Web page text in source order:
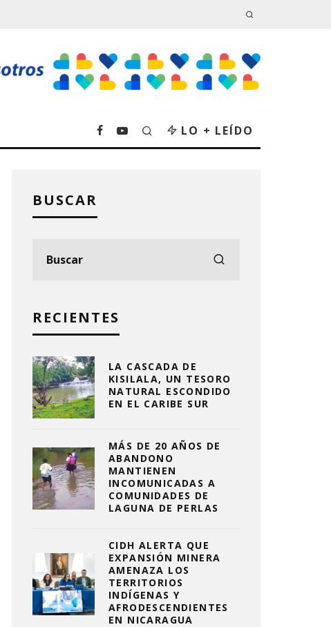
LO + LEÍDO
BUSCAR
RECIENTES
LA CASCADA DE
KISILALA, UN TESORO
NATURAL ESCONDIDO
EN EL CARIBE SUR
MÁS DE 20 AÑOS DE
ABANDONO
MANTIENEN
INCOMUNICADAS A
COMUNIDADES DE
LAGUNA DE PERLAS
CIDH ALERTA QUE
EXPANSIÓN MINERA
AMENAZA LOS
TERRITORIOS
INDÍGENAS Y
AFRODESCENDIENTES
EN NICARAGUA